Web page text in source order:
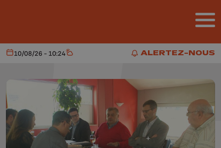
ALERTEZ-NOUS
ALERTEZ-NOUS
Aujourd'hui
10/08/26 - 10:24 Météo